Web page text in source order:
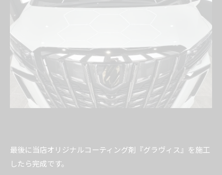
最後に当店オリジナルコーティング剤『グラヴィス』を施工
したら完成です。